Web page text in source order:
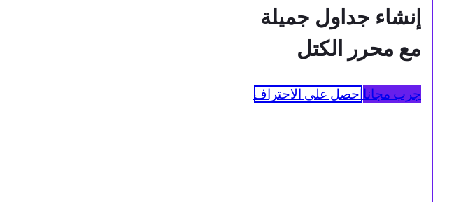
إنشاء جداول جميلة
مع محرر الكتل
جرب مجانااحصل على الاحتراف